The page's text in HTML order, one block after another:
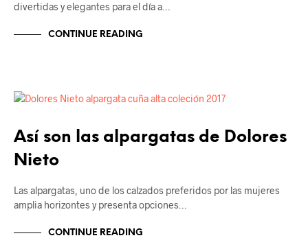
divertidas y elegantes para el día a…
CONTINUE READING
Así son las alpargatas de Dolores
Nieto
Las alpargatas, uno de los calzados preferidos por las mujeres
amplia horizontes y presenta opciones…
CONTINUE READING